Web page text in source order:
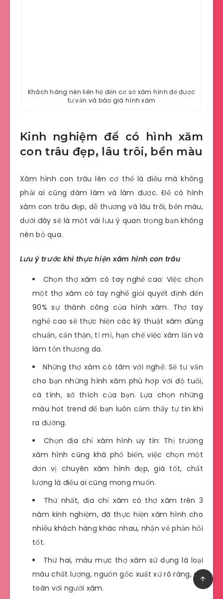
Khách hàng nên liên hệ đến cơ sở xăm hình để được
tư vấn và báo giá hình xăm
Kinh nghiệm để có hình xăm
con trâu đẹp, lâu trôi, bền màu
Xăm hình con trâu lên cơ thể là điều mà không
phải ai cũng dám làm và làm được. Để có hình
xăm con trâu đẹp, dễ thương và lâu trôi, bền màu,
dưới đây sẽ là một vài lưu ý quan trọng bạn không
nên bỏ qua.
Lưu ý trước khi thực hiện xăm hình con trâu
Chọn thợ xăm có tay nghề cao: Việc chọn
một thợ xăm có tay nghề giỏi quyết định đến
90% sự thành công của hình xăm. Thợ tay
nghề cao sẽ thực hiện các kỹ thuật xăm đúng
chuẩn, cẩn thận, tỉ mỉ, hạn chế việc xâm lấn và
làm tổn thương da.
Những thợ xăm có tâm với nghề: Sẽ tư vấn
cho bạn những hình xăm phù hợp với độ tuổi,
cá tính, sở thích của bạn. Lựa chọn những
màu hot trend để bạn luôn cảm thấy tự tin khi
ra đường.
Chọn địa chỉ xăm hình uy tín: Thị trường
xăm hình cũng khá phổ biến, việc chọn một
đơn vị chuyên xăm hình đẹp, giá tốt, chất
lượng là điều ai cũng mong muốn.
Thứ nhất, địa chỉ xăm có thợ xăm trên 3
năm kinh nghiệm, đã thực hiện xăm hình cho
nhiều khách hàng khác nhau, nhận về phản hồi
tốt.
Thứ hai, màu mực thợ xăm sử dụng là loại
màu chất lượng, nguồn gốc xuất xứ rõ ràng, an
toàn với người xăm.